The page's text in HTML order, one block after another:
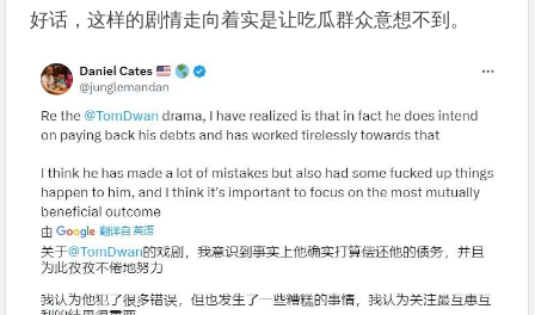
好话，这样的剧情走向着实是让吃瓜群众意想不到。